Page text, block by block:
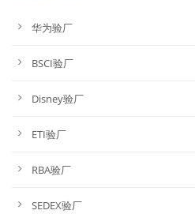
华为验厂
BSCI验厂
Disney验厂
ETI验厂
RBA验厂
SEDEX验厂